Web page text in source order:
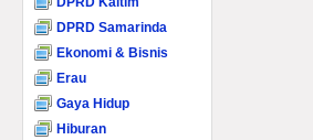
DPRD Samarinda
Ekonomi & Bisnis
Erau
Gaya Hidup
Hiburan